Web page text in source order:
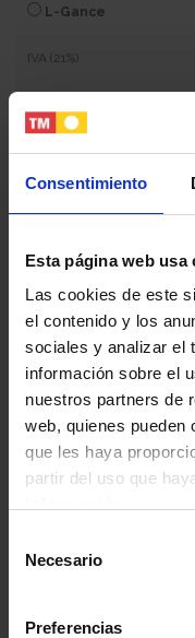
Consentimiento
Esta página web usa
Las cookies de este
el contenido y los
sociales y analizar el
información sobre el
nuestros partners de
web, quienes pueden
que les haya
partir del uso que
Necesario
Preferencias
Tu nombre y
Tu teléfono
DNI / Pasaporte /
L-Gance
IVA (21%)
Total